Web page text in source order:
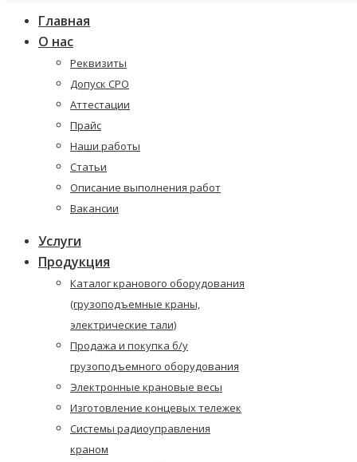
Главная
О нас
Реквизиты
Допуск СРО
Аттестации
Прайс
Наши работы
Статьи
Описание выполнения работ
Вакансии
Услуги
Продукция
Каталог кранового оборудования
(грузоподъемные краны,
электрические тали)
Продажа и покупка б/у
грузоподъемного оборудования
Электронные крановые весы
Изготовление концевых тележек
Системы радиоуправления
краном